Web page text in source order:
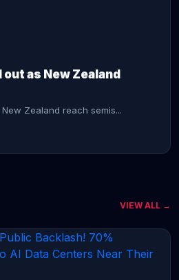
as New Zealand
Zealand reach semis...
VIEW ALL →